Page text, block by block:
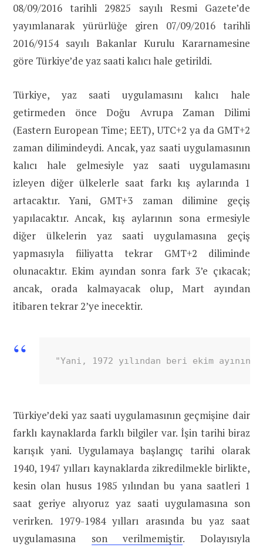
08/09/2016 tarihli 29825 sayılı Resmi Gazete’de
yayımlanarak yürürlüğe giren 07/09/2016 tarihli
2016/9154 sayılı Bakanlar Kurulu Kararnamesine
göre Türkiye’de yaz saati kalıcı hale getirildi.
Türkiye, yaz saati uygulamasını kalıcı hale
getirmeden önce Doğu Avrupa Zaman Dilimi
(Eastern European Time; EET), UTC+2 ya da GMT+2
zaman dilimindeydi. Ancak, yaz saati uygulamasının
kalıcı hale gelmesiyle yaz saati uygulamasını
izleyen diğer ülkelerle saat farkı kış aylarında 1
artacaktır. Yani, GMT+3 zaman dilimine geçiş
yapılacaktır. Ancak, kış aylarının sona ermesiyle
diğer ülkelerin yaz saati uygulamasına geçiş
yapmasıyla fiiliyatta tekrar GMT+2 diliminde
olunacaktır. Ekim ayından sonra fark 3’e çıkacak;
ancak, orada kalmayacak olup, Mart ayından
itibaren tekrar 2’ye inecektir.
"Yani, 1972 yılından beri ekim
Türkiye’deki yaz saati uygulamasının geçmişine dair
farklı kaynaklarda farklı bilgiler var. İşin tarihi biraz
karışık yani. Uygulamaya başlangıç tarihi olarak
1940, 1947 yılları kaynaklarda zikredilmekle birlikte,
kesin olan husus 1985 yılından bu yana saatleri 1
saat geriye alıyoruz yaz saati uygulamasına son
verirken. 1979-1984 yılları arasında bu yaz saat
uygulamasına son verilmemiştir. Dolayısıyla